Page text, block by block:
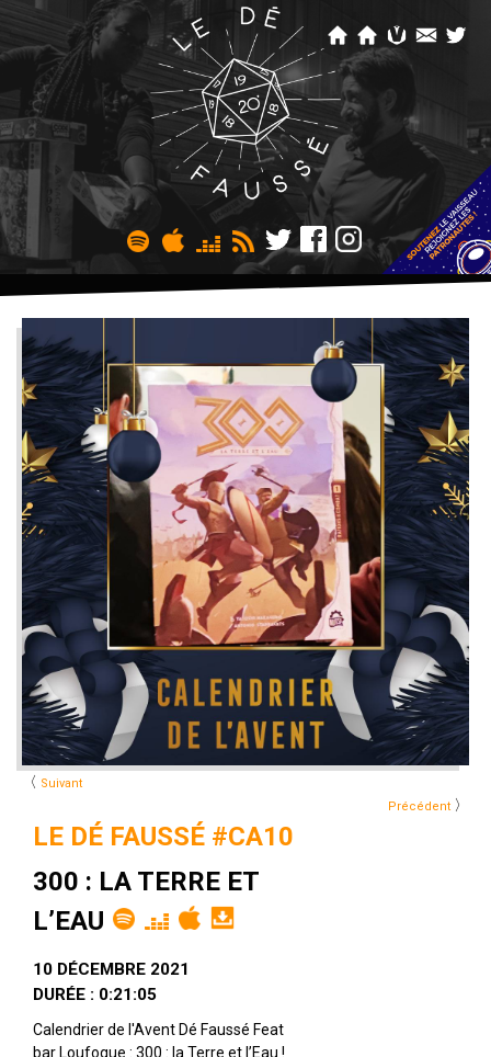
〈 Suivant
Précédent 〉
LE DÉ FAUSSÉ #CA10
300 : LA TERRE ET
L’EAU
10 DÉCEMBRE 2021
DURÉE : 0:21:05
Calendrier de l'Avent Dé Faussé Feat
bar Loufoque : 300 : la Terre et l’Eau !